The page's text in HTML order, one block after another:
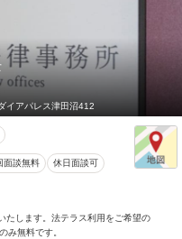
イアパレス津田沼412
面談無料 休日面談可
たします。法テラス利用をご希望の
み無料です。